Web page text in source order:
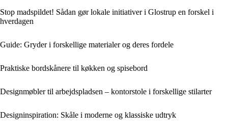
Stop madspildet! Sådan gør lokale initiativer i Glostrup en forskel i
hverdagen
Guide: Gryder i forskellige materialer og deres fordele
Praktiske bordskånere til køkken og spisebord
Designmøbler til arbejdspladsen – kontorstole i forskellige stilarter
Designinspiration: Skåle i moderne og klassiske udtryk